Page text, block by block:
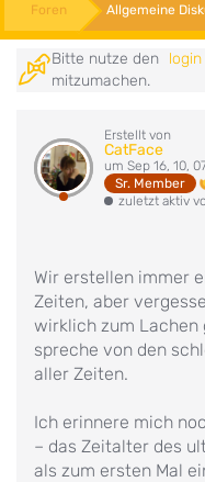
Foren Allgemeine
Bitte nutze den login
mitzumachen.
Erstellt von
CatFace
um Sep 16, 10,
Sr. Member
zuletzt aktiv
Wir erstellen immer
Zeiten, aber
wirklich zum Lachen
spreche von den
aller Zeiten.
Ich erinnere mich
– das Zeitalter des
als zum ersten Mal